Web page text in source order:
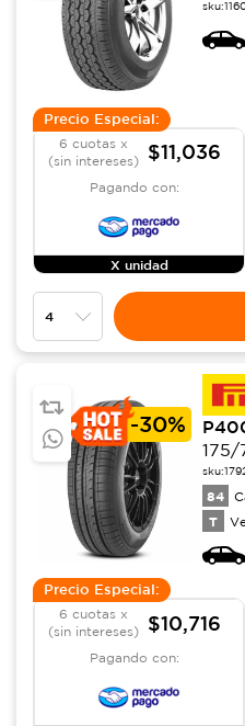
sku:
Precio Especial:
6 cuotas x
(sin intereses)
$11,036
Pagando con:
X unidad
-30%
175/
sku:
84
T
Precio Especial:
6 cuotas x
(sin intereses)
$10,716
Pagando con: